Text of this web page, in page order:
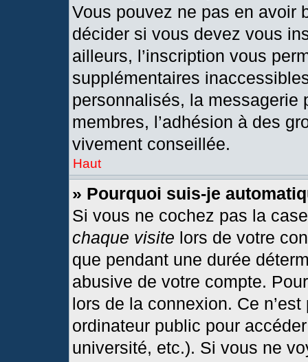
Vous pouvez ne pas en avoir
décider si vous devez vous
ailleurs, l’inscription vous
supplémentaires
personnalisés, la messagerie
membres, l’adhésion à des
vivement conseillée.
Haut
» Pourquoi suis-je
Si vous ne cochez pas la
chaque visite lors de votre
que pendant une durée
abusive de votre compte.
lors de la connexion. Ce
ordinateur public pour
université, etc.). Si vous ne